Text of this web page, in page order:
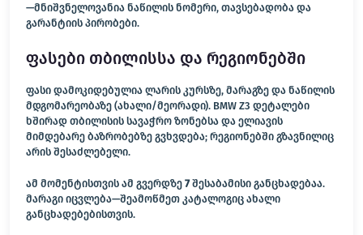
—მნიშვნელოვანია ნაწილის ნომერი, თავსებადობა და
გარანტიის პირობები.
ფასები თბილისსა და რეგიონებში
ფასი დამოკიდებულია ლარის კურსზე, მარაგზე და ნაწილის
მდგომარეობაზე (ახალი/მეორადი). BMW Z3 დეტალები
ხშირად თბილისის სავაჭრო ზონებსა და ელიავის
მიმდებარე ბაზრობებზე გვხვდება; რეგიონებში გზავნილიც
არის შესაძლებელი.
ამ მომენტისთვის ამ გვერდზე 7შესაბამისი განცხადებაა.
მარაგი იცვლება—შეამოწმეთ კატალოგიც ახალი
განცხადებებისთვის.